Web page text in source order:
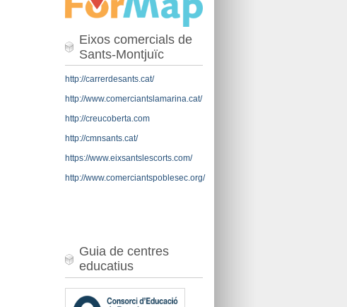
Eixos comercials de
Sants-Montjuïc
http://carrerdesants.cat/
http://www.comerciantslamarina.cat/
http://creucoberta.com
http://cmnsants.cat/
https://www.eixsantslescorts.com/
http://www.comerciantspoblesec.org/
Guia de centres
educatius